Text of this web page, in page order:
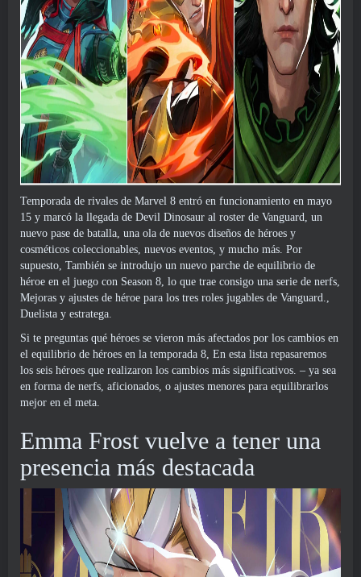
Temporada de rivales de Marvel 8 entró en funcionamiento en mayo
15 y marcó la llegada de Devil Dinosaur al roster de Vanguard, un
nuevo pase de batalla, una ola de nuevos diseños de héroes y
cosméticos coleccionables, nuevos eventos, y mucho más. Por
supuesto, También se introdujo un nuevo parche de equilibrio de
héroe en el juego con Season 8, lo que trae consigo una serie de nerfs,
Mejoras y ajustes de héroe para los tres roles jugables de Vanguard.,
Duelista y estratega.
Si te preguntas qué héroes se vieron más afectados por los cambios en
el equilibrio de héroes en la temporada 8, En esta lista repasaremos
los seis héroes que realizaron los cambios más significativos. – ya sea
en forma de nerfs, aficionados, o ajustes menores para equilibrarlos
mejor en el meta.
Emma Frost vuelve a tener una
presencia más destacada